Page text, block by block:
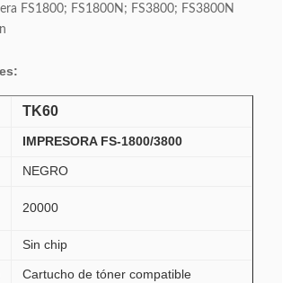
FS1800; FS1800N; FS3800; FS3800N
TK60
IMPRESORA FS-1800/3800
NEGRO
20000
Sin chip
Cartucho de tóner compatible